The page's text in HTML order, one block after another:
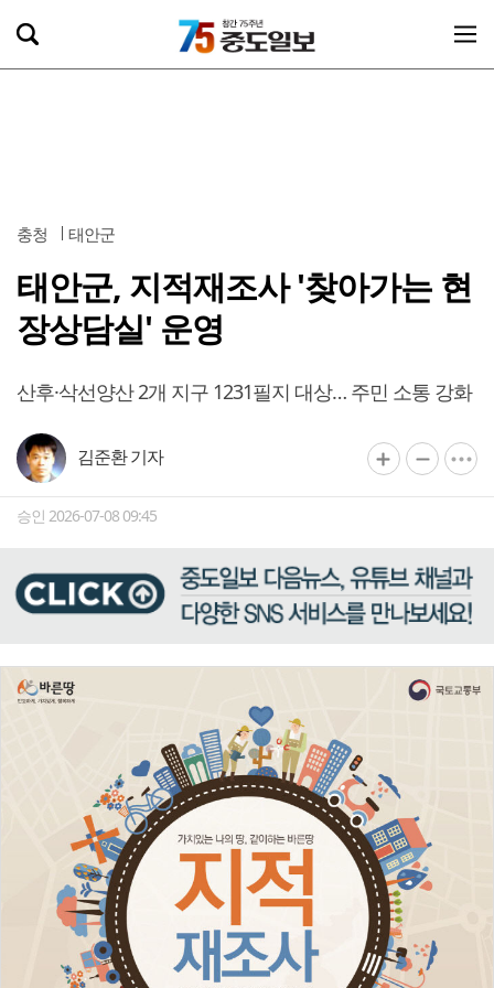
충청 태안군
태안군, 지적재조사 '찾아가는 현
장상담실' 운영
산후·삭선양산 2개 지구 1231필지 대상… 주민 소통 강화
김준환 기자
승인 2026-07-08 09:45